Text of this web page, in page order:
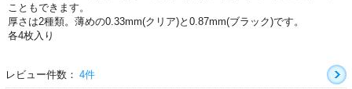
こともできます。
厚さは2種類。薄めの0.33mm(クリア)と0.87mm(ブラック)です。
各4枚入り
レビュー件数： 4件